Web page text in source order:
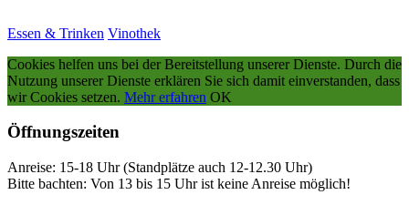
Essen & Trinken Vinothek
Cookies helfen uns bei der Bereitstellung unserer Dienste. Durch die
Nutzung unserer Dienste erklären Sie sich damit einverstanden, dass
wir Cookies setzen. Mehr erfahren OK
Öffnungszeiten
Anreise: 15-18 Uhr (Standplätze auch 12-12.30 Uhr)
Bitte bachten: Von 13 bis 15 Uhr ist keine Anreise möglich!